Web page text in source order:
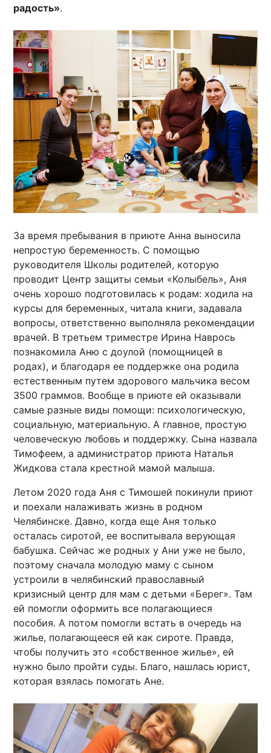
радость».
За время пребывания в приюте Анна выносила
непростую беременность. С помощью
руководителя Школы родителей, которую
проводит Центр защиты семьи «Колыбель», Аня
очень хорошо подготовилась к родам: ходила на
курсы для беременных, читала книги, задавала
вопросы, ответственно выполняла рекомендации
врачей. В третьем триместре Ирина Наврось
познакомила Аню с доулой (помощницей в
родах), и благодаря ее поддержке она родила
естественным путем здорового мальчика весом
3500 граммов. Вообще в приюте ей оказывали
самые разные виды помощи: психологическую,
социальную, материальную. А главное, простую
человеческую любовь и поддержку. Сына назвала
Тимофеем, а администратор приюта Наталья
Жидкова стала крестной мамой малыша.
Летом 2020 года Аня с Тимошей покинули приют
и поехали налаживать жизнь в родном
Челябинске. Давно, когда еще Аня только
осталась сиротой, ее воспитывала верующая
бабушка. Сейчас же родных у Ани уже не было,
поэтому сначала молодую маму с сыном
устроили в челябинский православный
кризисный центр для мам с детьми «Берег». Там
ей помогли оформить все полагающиеся
пособия. А потом помогли встать в очередь на
жилье, полагающееся ей как сироте. Правда,
чтобы получить это «собственное жилье», ей
нужно было пройти суды. Благо, нашлась юрист,
которая взялась помогать Ане.